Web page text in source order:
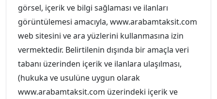
görsel, içerik ve bilgi sağlaması ve ilanları
görüntülemesi amacıyla, www.arabamtaksit.com
web sitesini ve ara yüzlerini kullanmasına izin
vermektedir. Belirtilenin dışında bir amaçla veri
tabanı üzerinden içerik ve ilanlara ulaşılması,
(hukuka ve usulüne uygun olarak
www.arabamtaksit.com üzerindeki içerik ve